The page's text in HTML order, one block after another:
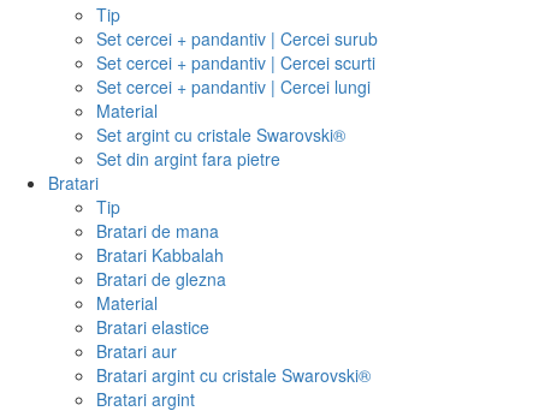
Tip
Set cercei + pandantiv | Cercei surub
Set cercei + pandantiv | Cercei scurti
Set cercei + pandantiv | Cercei lungi
Material
Set argint cu cristale Swarovski®
Set din argint fara pietre
Bratari
Tip
Bratari de mana
Bratari Kabbalah
Bratari de glezna
Material
Bratari elastice
Bratari aur
Bratari argint cu cristale Swarovski®
Bratari argint